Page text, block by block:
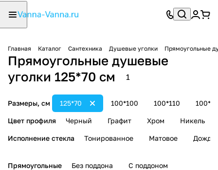
Главная Каталог Сантехника Душевые уголки Прямоугольные
Прямоугольные душевые
уголки 125*70 см
1
Размеры, см 100*100 100*110
125*70
Цвет профиля Черный Графит Хром Никель
Исполнение стекла Тонированное Матовое Дождь
Прямоугольные Без поддона С поддоном